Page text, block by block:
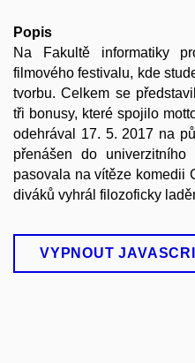
Popis
Na Fakultě informatiky
filmového festivalu, kde
tvorbu. Celkem se
tři bonusy, které spojilo
odehrával 17. 5. 2017 na
přenášen do
pasovala na vítěze komedii
diváků vyhrál filozoficky
VYPNOUT